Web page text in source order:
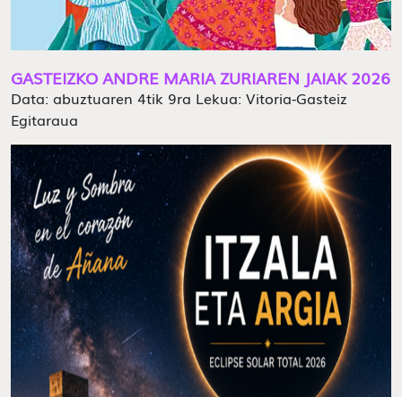
GASTEIZKO ANDRE MARIA ZURIAREN JAIAK 2026
Data: abuztuaren 4tik 9ra Lekua: Vitoria-Gasteiz
Egitaraua